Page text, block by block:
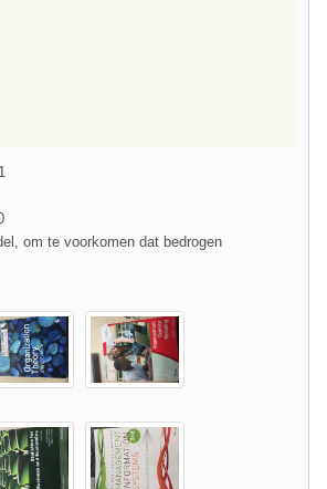
om te voorkomen dat bedrogen